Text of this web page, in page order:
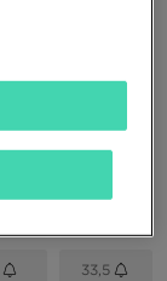
US
33,5